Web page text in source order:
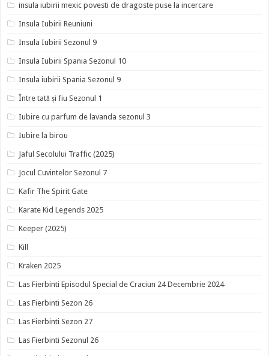
insula iubirii mexic povesti de dragoste puse la incercare
Insula Iubirii Reuniuni
Insula Iubirii Sezonul 9
Insula Iubirii Spania Sezonul 10
Insula iubirii Spania Sezonul 9
Între tată și fiu Sezonul 1
Iubire cu parfum de lavanda sezonul 3
Iubire la birou
Jaful Secolului Traffic (2025)
Jocul Cuvintelor Sezonul 7
Kafir The Spirit Gate
Karate Kid Legends 2025
Keeper (2025)
Kill
Kraken 2025
Las Fierbinti Episodul Special de Craciun 24 Decembrie 2024
Las Fierbinti Sezon 26
Las Fierbinti Sezon 27
Las Fierbinti Sezonul 26